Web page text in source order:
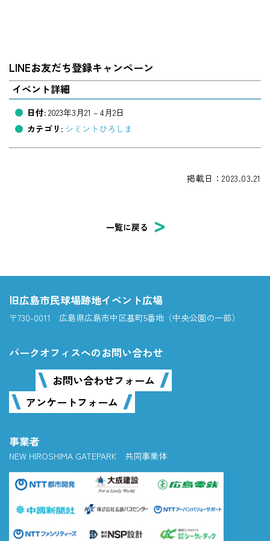
LINEお友だち登録キャンペーン
イベント詳細
日付: 2023年3月21 – 4月2日
カテゴリ: シミントひろしま
掲載日：2023.03.21
一覧に戻る
旧広島市民球場跡地イベント広場
〒730-0011 広島県広島市中区基町5番地（中央公園の一部）
パークオフィスへのお問い合わせ
お問い合わせフォーム
アンケートフォーム
事業者
NEW HIROSHIMA GATEPARK 共同事業体